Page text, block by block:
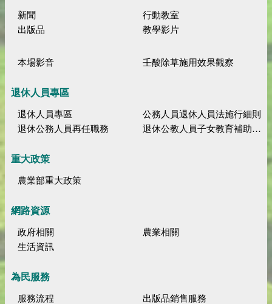
新聞
行動教室
出版品
教學影片
本場影音 壬酸除草施用效果觀察
退休人員專區
退休人員專區
公務人員退休人員法施行細則
退休公務人員再任職務
退休公教人員子女教育補助規定
重大政策
農業部重大政策
網路資源
政府相關
農業相關
生活資訊
為民服務
服務流程
出版品銷售服務